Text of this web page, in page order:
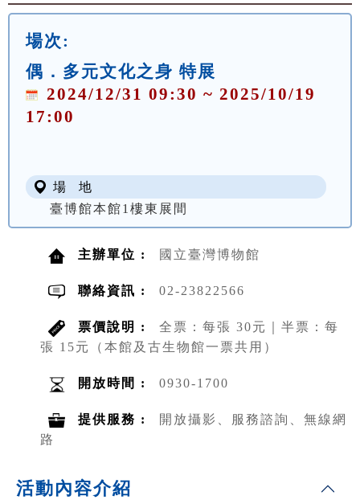
場次:
偶．多元文化之身 特展
2024/12/31 09:30 ~ 2025/10/19
17:00
場 地
臺博館本館1樓東展間
主辦單位 : 國立臺灣博物館
聯絡資訊 : 02-23822566
票價說明 :
全票：每張 30元｜半票：每
張 15元（本館及古生物館一票共用）
開放時間 : 0930-1700
提供服務 :
開放攝影、服務諮詢、無線網
路
活動內容介紹